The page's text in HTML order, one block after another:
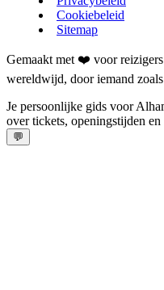
Cookiebeleid
Sitemap
Gemaakt met ❤️ voor
wereldwijd, door iemand
Je persoonlijke gids voor
over tickets, openingstijden en
💬